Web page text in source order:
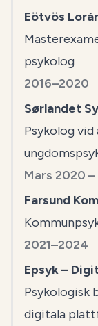
Eötvös
psykolog
2016–2020
Sørlandet
Psykolog
Mars 2020
Farsund
2021–2024
Epsyk –
Psykologisk
digitala